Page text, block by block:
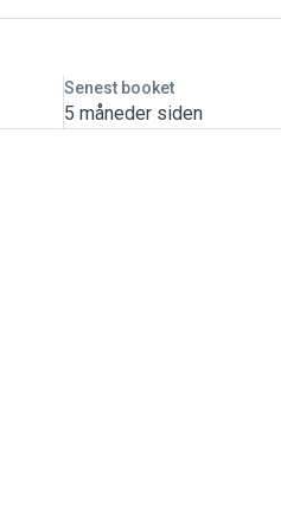
Senest booket
5 måneder siden